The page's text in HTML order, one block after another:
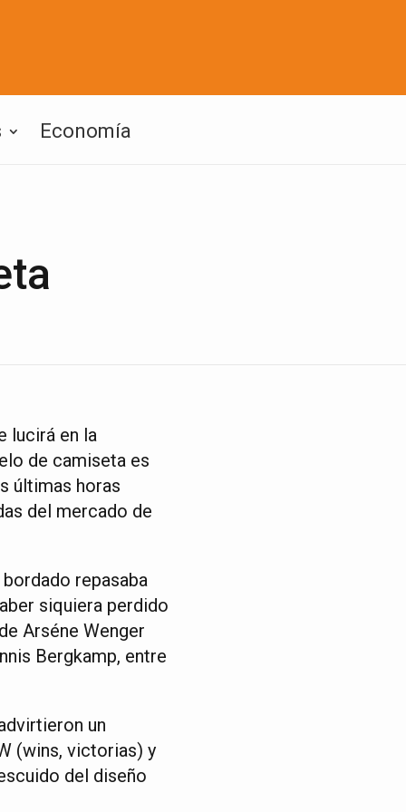
Economía
lucirá en la
de camiseta es
últimas horas
del mercado de
repasaba
siquiera perdido
Arséne Wenger
Bergkamp, entre
un
(wins, victorias) y
del diseño